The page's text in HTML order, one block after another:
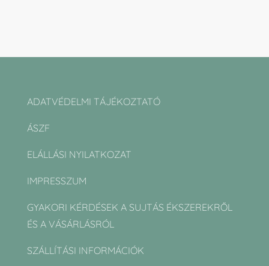
ADATVÉDELMI TÁJÉKOZTATÓ
ÁSZF
ELÁLLÁSI NYILATKOZAT
IMPRESSZUM
GYAKORI KÉRDÉSEK A SUJTÁS ÉKSZEREKRŐL
ÉS A VÁSÁRLÁSRÓL
SZÁLLÍTÁSI INFORMÁCIÓK